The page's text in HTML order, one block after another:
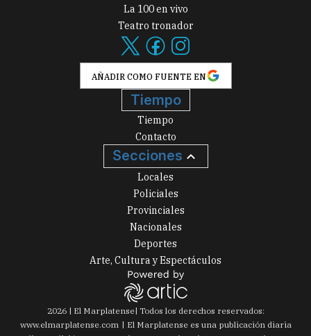
La 100 en vivo
Teatro tronador
AÑADIR COMO FUENTE EN
Tiempo
Tiempo
Contacto
Secciones
Locales
Policiales
Provinciales
Nacionales
Deportes
Arte, Cultura y Espectáculos
2026| El Marplatense| Todos los derechos reservados:
www.elmarplatense.com
El Marplatense es una publicación diaria